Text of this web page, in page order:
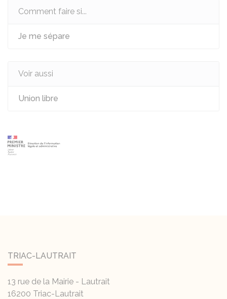
Comment faire si...
Je me sépare
Voir aussi
Union libre
TRIAC-LAUTRAIT
13 rue de la Mairie - Lautrait
16200 Triac-Lautrait